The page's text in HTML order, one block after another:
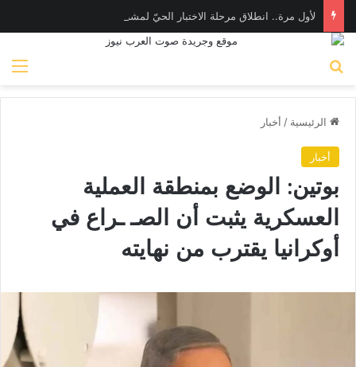
الرئيسية / أخبار
أخبار
بوتين: الوضع بمنطقة العملية
العسكرية يثبت أن الصـ ـراع في
أوكرانيا يقترب من نهايته